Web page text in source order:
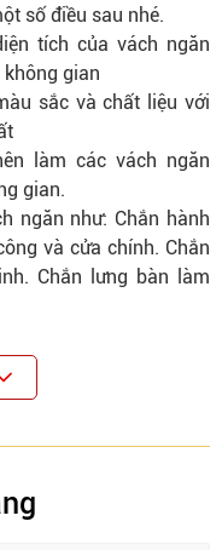
số điều sau nhé.
tích của vách ngăn
gian
sắc và chất liệu với
làm các vách ngăn
gian.
ngăn như: Chắn hành
và cửa chính. Chắn
Chắn lưng bàn làm